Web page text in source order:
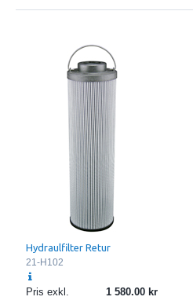
Hydraulfilter Retur
21-H102
Pris exkl. 1 580.00